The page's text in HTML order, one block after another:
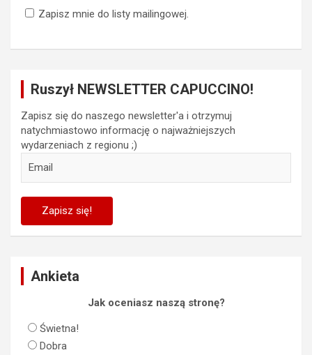
Zapisz mnie do listy mailingowej.
Ruszył NEWSLETTER CAPUCCINO!
Zapisz się do naszego newsletter'a i otrzymuj
natychmiastowo informację o najważniejszych
wydarzeniach z regionu ;)
Ankieta
Jak oceniasz naszą stronę?
Świetna!
Dobra